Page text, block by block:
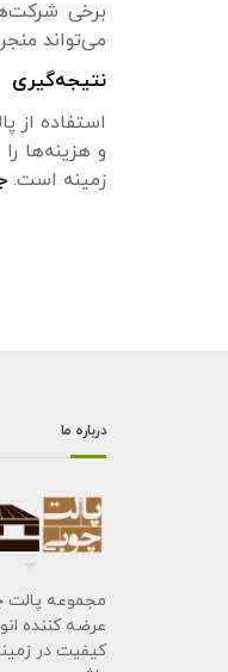
برخی
می‌تواند
نتیجه‌گیری
استفاده از
و هزینه‌ها
زمینه است.
درباره ما
مجموعه پالت
عرضه کننده
کیفیت در